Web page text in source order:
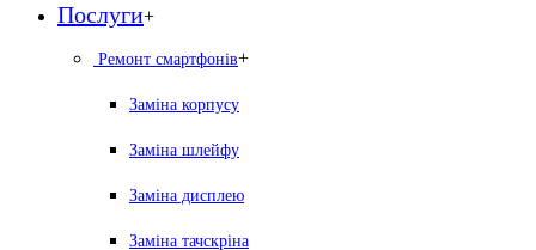
Послуги+
Ремонт смартфонів+
Заміна корпусу
Заміна шлейфу
Заміна дисплею
Заміна тачскріна